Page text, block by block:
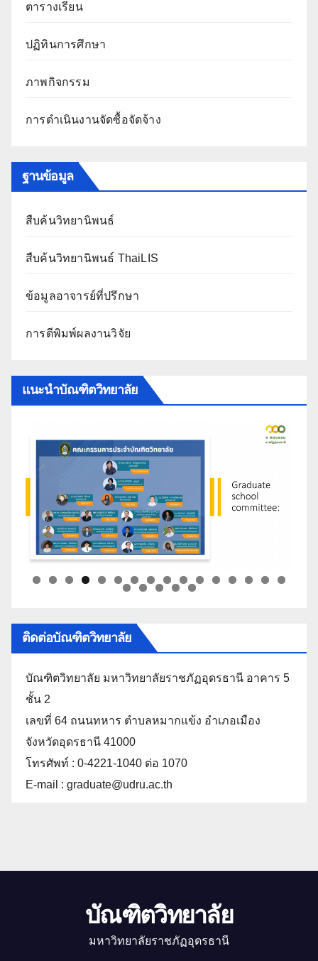
ตารางเรียน
ปฏิทินการศึกษา
ภาพกิจกรรม
การดำเนินงานจัดซื้อจัดจ้าง
ฐานข้อมูล
สืบค้นวิทยานิพนธ์
สืบค้นวิทยานิพนธ์ ThaiLIS
ข้อมูลอาจารย์ที่ปรึกษา
การตีพิมพ์ผลงานวิจัย
แนะนำบัณฑิตวิทยาลัย
ติดต่อบัณฑิตวิทยาลัย
บัณฑิตวิทยาลัย มหาวิทยาลัยราชภัฏอุดรธานี อาคาร 5
ชั้น 2
เลขที่ 64 ถนนทหาร ตำบลหมากแข้ง อำเภอเมือง
จังหวัดอุดรธานี 41000
โทรศัพท์ : 0-4221-1040 ต่อ 1070
E-mail : graduate@udru.ac.th
บัณฑิตวิทยาลัย
มหาวิทยาลัยราชภัฏอุดรธานี